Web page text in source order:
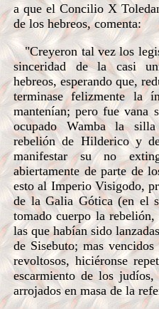
a que el Concilio X
de los hebreos, comenta:
"Creyeron tal vez los
sinceridad de la casi
hebreos, esperando que,
terminase felizmente la
mantenían; pero fue vana
ocupado Wamba la
rebelión de Hilderico y
manifestar su no
abiertamente de parte de
esto al Imperio Visigodo,
de la Galia Gótica (en el
tomado cuerpo la
las que habían sido
de Sisebuto; mas
revoltosos, hiciéronse
escarmiento de los judíos,
arrojados en masa de la